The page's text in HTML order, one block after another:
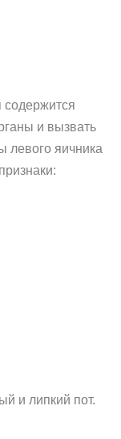
содержится
и вызвать
левого яичника
и липкий пот.